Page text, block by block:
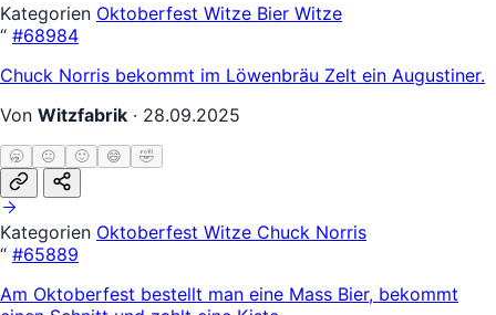
Kategorien Oktoberfest Witze Bier Witze
“ #68984
Chuck Norris bekommt im Löwenbräu Zelt ein Augustiner.
Von Witzfabrik · 28.09.2025
🥱 😐 🙂 😄 🤣
Kategorien Oktoberfest Witze Chuck Norris
“ #65889
Am Oktoberfest bestellt man eine Mass Bier, bekommt